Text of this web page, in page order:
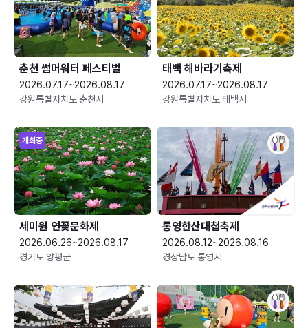
춘천 썸머워터 페스티벌
2026.07.17~2026.08.17
강원특별자치도 춘천시
태백 해바라기축제
2026.07.17~2026.08.17
강원특별자치도 태백시
개최중
세미원 연꽃문화제
2026.06.26~2026.08.17
경기도 양평군
통영한산대첩축제
2026.08.12~2026.08.16
경상남도 통영시